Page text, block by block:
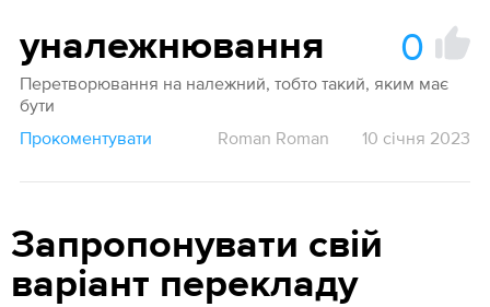
уналежнювання 0
Перетворювання на належний, тобто такий, яким має
бути
Прокоментувати
Roman Roman 10 січня 2023
Запропонувати свій
варіант перекладу